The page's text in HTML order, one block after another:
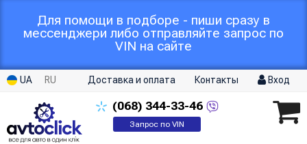
Для помощи в подборе - пиши сразу в
мессенджери либо отправляйте запрос по
VIN на сайте
UA RU Доставка и оплата Контакты Вход
(068) 344-33-46
Запрос по VIN